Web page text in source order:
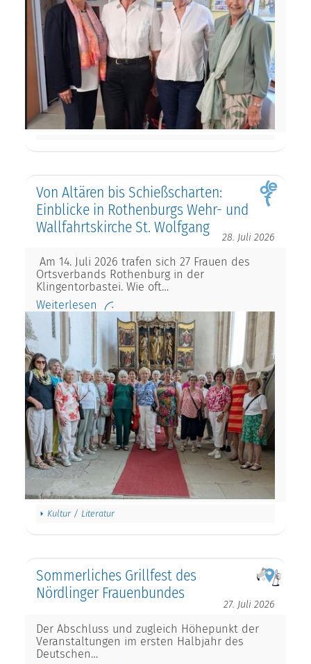
Von Altären bis Schießscharten:
Einblicke in Rothenburgs Wehr- und
Wallfahrtskirche St. Wolfgang
28. Juli 2026
Am 14. Juli 2026 trafen sich 27 Frauen des
Ortsverbands Rothenburg in der
Klingentorbastei. Wie oft…
Weiterlesen
Kultur / Literatur
Sommerliches Grillfest des
Nördlinger Frauenbundes
27. Juli 2026
Der Abschluss und zugleich Höhepunkt der
Veranstaltungen im ersten Halbjahr des
Deutschen…